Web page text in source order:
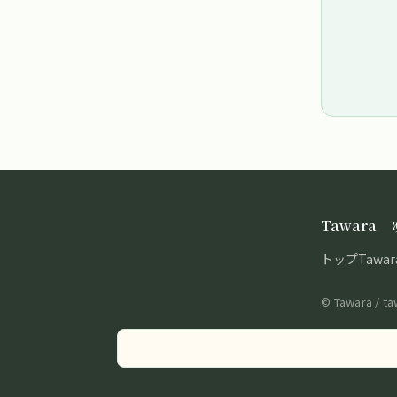
Tawara
トップ
© Tawara /